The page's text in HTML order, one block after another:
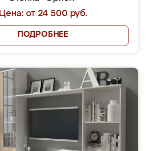
Цена: от 24 500 руб.
ПОДРОБНЕЕ